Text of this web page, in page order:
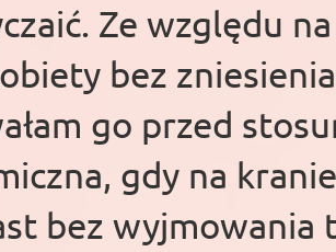
Ze względu
bez
go przed
gdy na
bez wyjmowania